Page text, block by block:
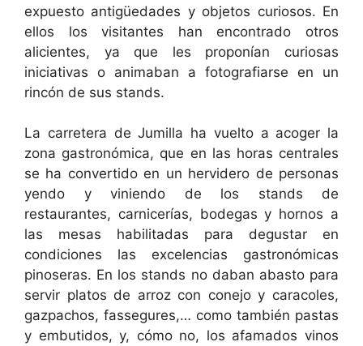
expuesto antigüedades y objetos curiosos. En
ellos los visitantes han encontrado otros
alicientes, ya que les proponían curiosas
iniciativas o animaban a fotografiarse en un
rincón de sus stands.
La carretera de Jumilla ha vuelto a acoger la
zona gastronómica, que en las horas centrales
se ha convertido en un hervidero de personas
yendo y viniendo de los stands de
restaurantes, carnicerías, bodegas y hornos a
las mesas habilitadas para degustar en
condiciones las excelencias gastronómicas
pinoseras. En los stands no daban abasto para
servir platos de arroz con conejo y caracoles,
gazpachos, fassegures,… como también pastas
y embutidos, y, cómo no, los afamados vinos